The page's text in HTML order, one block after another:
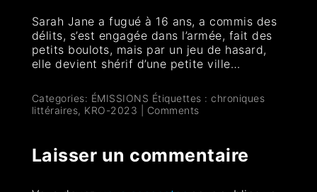
Sarah Jane a fugué à 16 ans, a commis des
délits, s’est engagée dans l’armée, fait des
petits boulots, mais par un jeu de hasard,
elle devient shérif d’une petite ville…
Categories: ÉMISSIONS Étiquettes :chroniques
littéraires, KRO-2023 Comments
Laisser un commentaire